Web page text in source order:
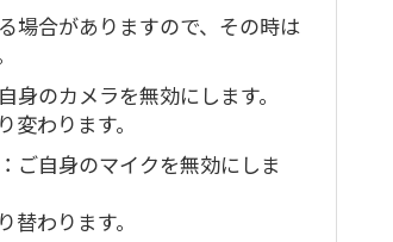
場合がありますので、その時は
身のカメラを無効にします。
わります。
ご自身のマイクを無効にしま
わります。